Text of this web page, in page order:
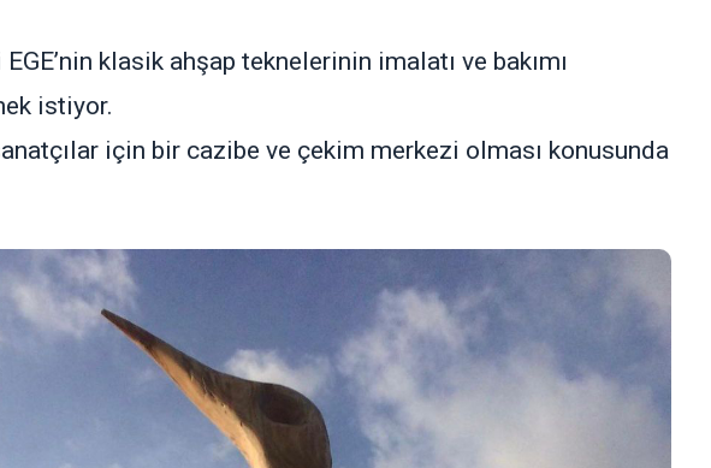
klasik ahşap teknelerinin imalatı ve bakımı
istiyor.
için bir cazibe ve çekim merkezi olması konusunda